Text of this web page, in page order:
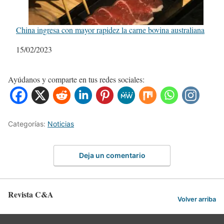
China ingresa con mayor rapidez la carne bovina australiana
Fecha
15/02/2023
Ayúdanos y comparte en tus redes sociales:
Categorías: Noticias
Deja un comentario
Revista C&A Volver arriba